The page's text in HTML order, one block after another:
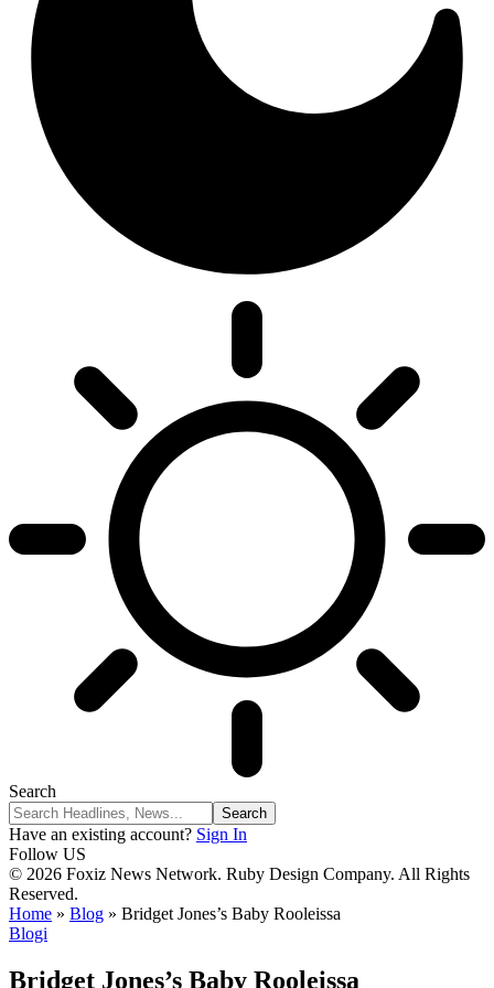
Search
Have an existing account? Sign In
Follow US
© 2026 Foxiz News Network. Ruby Design Company. All Rights
Reserved.
Home » Blog » Bridget Jones’s Baby Rooleissa
Blogi
Bridget Jones’s Baby Rooleissa